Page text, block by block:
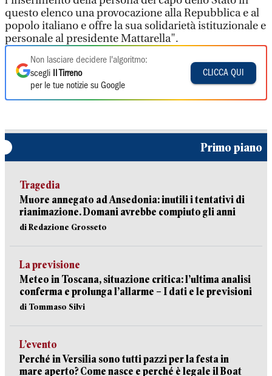
questo elenco una provocazione alla Repubblica e al
popolo italiano e offre la sua solidarietà istituzionale e
personale al presidente Mattarella".
Non lasciare decidere l'algoritmo:
scegli
Il Tirreno
per le tue notizie su Google
CLICCA QUI
Primo piano
Tragedia
Muore annegato ad Ansedonia: inutili i tentativi di
rianimazione. Domani avrebbe compiuto gli anni
di Redazione Grosseto
La previsione
Meteo in Toscana, situazione critica: l’ultima analisi
conferma e prolunga l’allarme – I dati e le previsioni
di Tommaso Silvi
L’evento
Perché in Versilia sono tutti pazzi per la festa in
mare aperto? Come nasce e perché è legale il Boat